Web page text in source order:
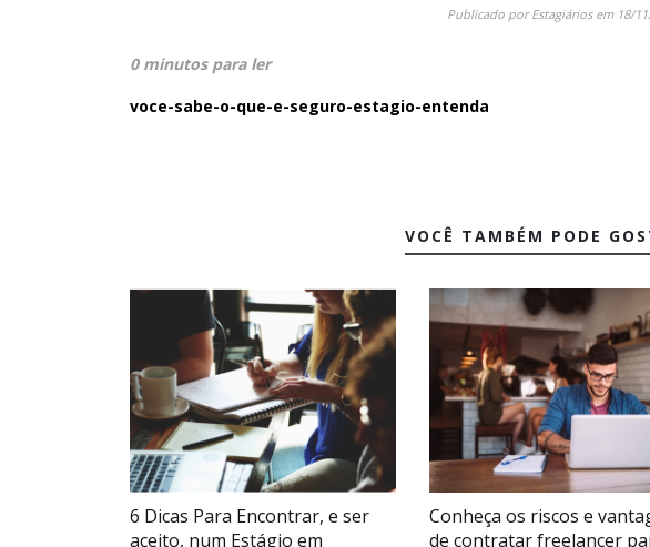
Publicado porEstagiáriosem 18/
0 minutos para ler
voce-sabe-o-que-e-seguro-estagio-entenda
VOCÊ TAMBÉM PODE
6 Dicas Para Encontrar, e ser
aceito, num Estágio em
Conheça os riscos e
de contratar freelancer